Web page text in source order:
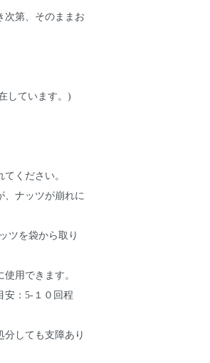
次第、そのままお
しています。)
ください。
ナッツが崩れに
ツを袋から取り
用できます。
安：5-１０回程
しても支障あり